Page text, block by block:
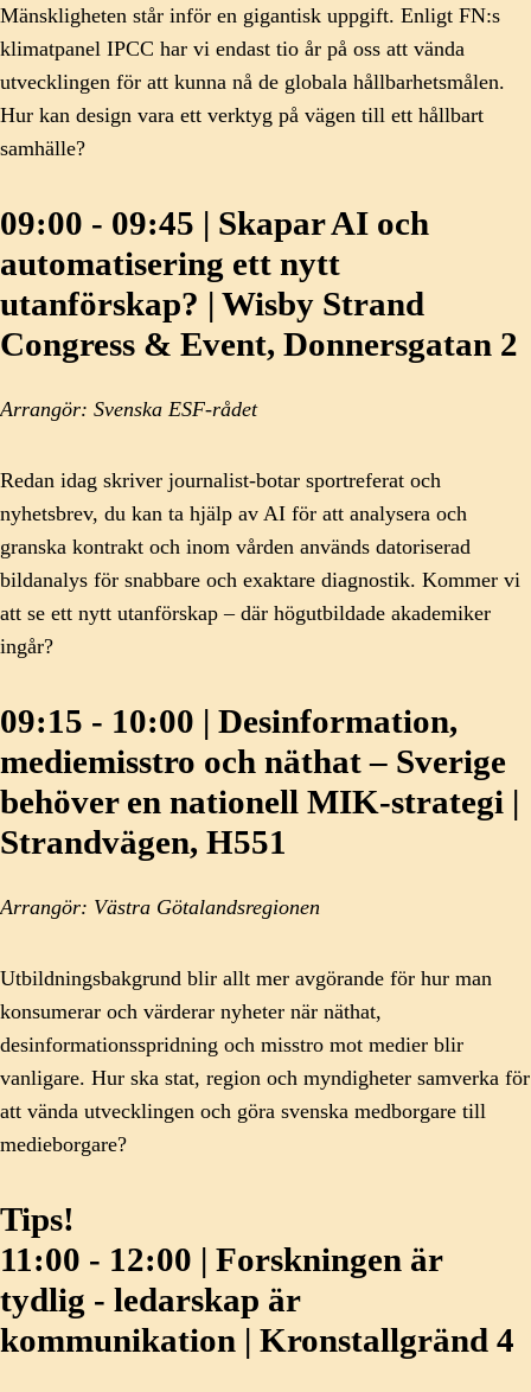
Mänskligheten står inför en gigantisk uppgift. Enligt FN:s
klimatpanel IPCC har vi endast tio år på oss att vända
utvecklingen för att kunna nå de globala hållbarhetsmålen.
Hur kan design vara ett verktyg på vägen till ett hållbart
samhälle?
09:00 - 09:45 | Skapar AI och
automatisering ett nytt
utanförskap? | Wisby Strand
Congress & Event, Donnersgatan 2
Arrangör: Svenska ESF-rådet
Redan idag skriver journalist-botar sportreferat och
nyhetsbrev, du kan ta hjälp av AI för att analysera och
granska kontrakt och inom vården används datoriserad
bildanalys för snabbare och exaktare diagnostik. Kommer vi
att se ett nytt utanförskap – där högutbildade akademiker
ingår?
09:15 - 10:00 | Desinformation,
mediemisstro och näthat – Sverige
behöver en nationell MIK-strategi |
Strandvägen, H551
Arrangör: Västra Götalandsregionen
Utbildningsbakgrund blir allt mer avgörande för hur man
konsumerar och värderar nyheter när näthat,
desinformationsspridning och misstro mot medier blir
vanligare. Hur ska stat, region och myndigheter samverka för
att vända utvecklingen och göra svenska medborgare till
medieborgare?
Tips!
11:00 - 12:00 | Forskningen är
tydlig - ledarskap är
kommunikation | Kronstallgränd 4